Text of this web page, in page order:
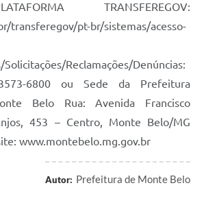
TRANSFEREGOV:
transferegov/pt-br/sistemas/acesso-
Reclamações/Denúncias:
6800 ou Sede da Prefeitura
Belo Rua: Avenida Francisco
453 – Centro, Monte Belo/MG
www.montebelo.mg.gov.br
Autor: Prefeitura de Monte Belo